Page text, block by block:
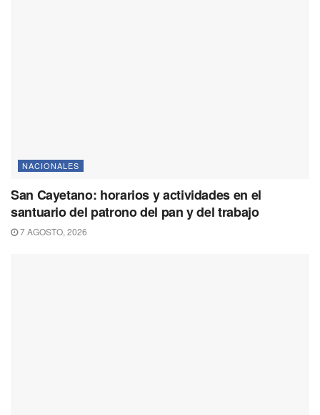
NACIONALES
San Cayetano: horarios y actividades en el
santuario del patrono del pan y del trabajo
7 AGOSTO, 2026